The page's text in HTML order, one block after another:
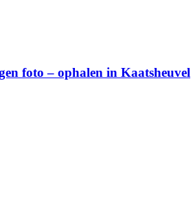
foto – ophalen in Kaatsheuvel